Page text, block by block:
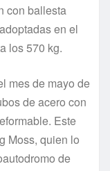
con ballesta
en el
los 570 kg.
mes de mayo de
de acero con
Este
Moss, quien lo
de